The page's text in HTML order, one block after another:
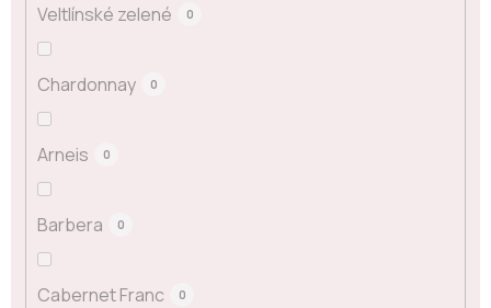
Veltlínské zelené 0
Chardonnay 0
Arneis 0
Barbera 0
Cabernet Franc 0